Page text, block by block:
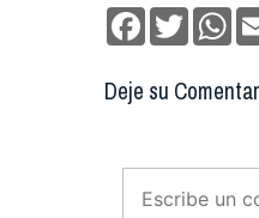
Facebook
Twitter
Deje su